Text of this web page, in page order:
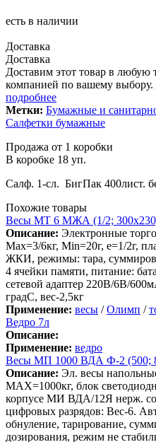
есть в наличии
Доставка
Доставка
Доставим этот товар в любую
компанией по вашему выбору.
подробнее
Метки: Бумажные и
Салфетки бумажные
Продажа от 1 коробки
В коробке 18 уп.
Салф. 1-сл. БигПак 400лист.
Похожие товары
Весы МТ 6 МЖА (1/2;
Описание: Электронные
Max=3/6кг, Min=20г, e=1/2г,
ЖКИ, режимы: тара,
4 ячейки памяти, питание:
сетевой адаптер 220В/6В/
градС, вес-2,5кг
Применение: весы /Олимп /
Ведро 7л
Описание:
Применение: ведро
Весы МП 1000 ВДА Ф-2 (500;
Описание: Эл. весы
МАХ=1000кг, блок
корпусе МИ ВДА/12Я нерж. со
цифровых разрядов: Вес-6.
обнуление, тарирование,
дозирования, режим не